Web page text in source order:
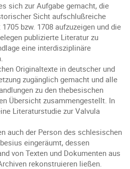
sich zur Aufgabe gemacht, die
Sicht aufschlußreiche
bzw. 1708 aufzuzeigen und die
publizierte Literatur zu
eine interdisziplinäre
Originaltexte in deutscher und
zugänglich gemacht und alle
zu den thebesischen
Übersicht zusammengestellt. In
Literaturstudie zur Valvula
auch der Person des schlesischen
eingeräumt, dessen
von Texten und Dokumenten aus
rekonstruieren ließen.